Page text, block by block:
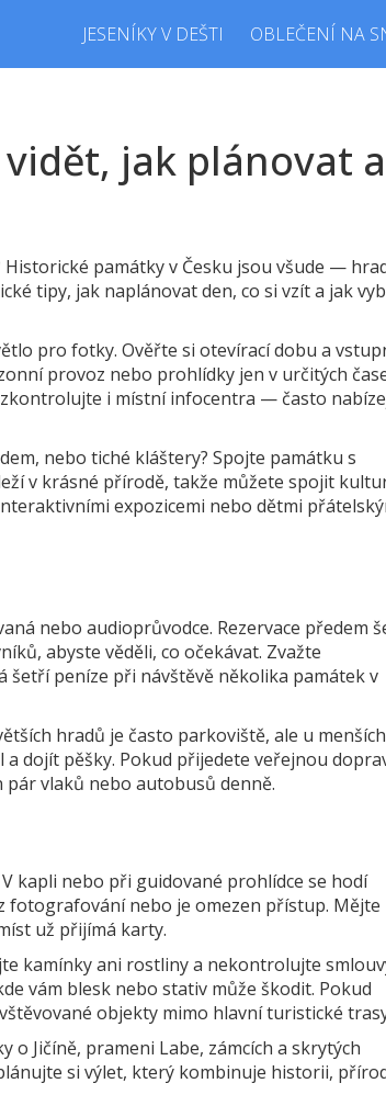
JESENÍKY V DEŠTI OBLEČENÍ NA
jak plánovat a
památky v Česku jsou všude —
tipy, jak naplánovat den, co si vzít a jak
pro fotky. Ověřte si otevírací dobu a
provoz nebo prohlídky jen v určitých
zkontrolujte i místní infocentra — často
nebo tiché kláštery? Spojte památku s
v krásné přírodě, takže můžete spojit
expozicemi nebo dětmi
nebo audioprůvodce. Rezervace předem
abyste věděli, co očekávat. Zvažte
peníze při návštěvě několika památek v
hradů je často parkoviště, ale u menších
dojít pěšky. Pokud přijedete veřejnou
vlaků nebo autobusů denně.
kapli nebo při guidované prohlídce se hodí
nebo je omezen přístup. Mějte
už přijímá karty.
kamínky ani rostliny a nekontrolujte
vám blesk nebo stativ může škodit. Pokud
objekty mimo hlavní turistické
Jičíně, prameni Labe, zámcích a skrytých
si výlet, který kombinuje historii,